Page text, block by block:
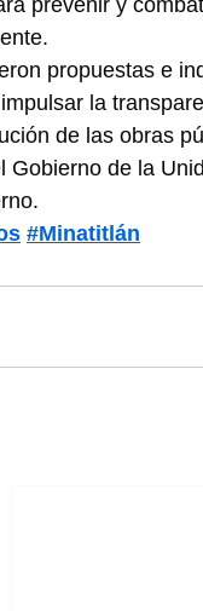
prevenir y
propuestas e
la
de las obras
Gobierno de la
#Minatitlán